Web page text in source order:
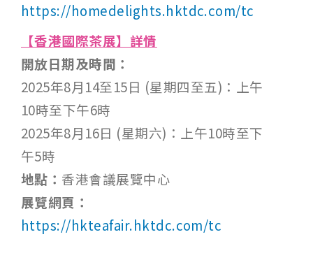
https://homedelights.hktdc.com/tc
【香港國際茶展】詳情
開放日期及時間：
2025年8月14至15日 (星期四至五)：上午
10時至下午6時
2025年8月16日 (星期六)：上午10時至下
午5時
地點： 香港會議展覽中心
展覽網頁：
https://hkteafair.hktdc.com/tc